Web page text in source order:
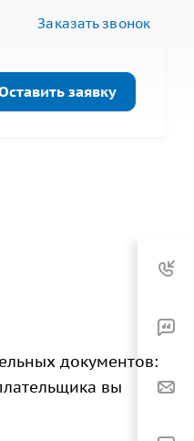
Заказать звонок
заявку
документов:
вы